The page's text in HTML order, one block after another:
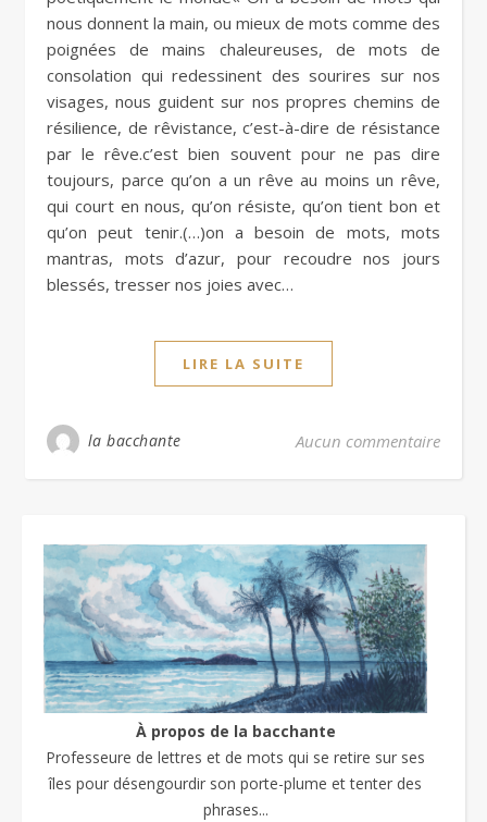
nous donnent la main, ou mieux de mots comme des
poignées de mains chaleureuses, de mots de
consolation qui redessinent des sourires sur nos
visages, nous guident sur nos propres chemins de
résilience, de rêvistance, c’est-à-dire de résistance
par le rêve.c’est bien souvent pour ne pas dire
toujours, parce qu’on a un rêve au moins un rêve,
qui court en nous, qu’on résiste, qu’on tient bon et
qu’on peut tenir.(…)on a besoin de mots, mots
mantras, mots d’azur, pour recoudre nos jours
blessés, tresser nos joies avec…
LIRE LA SUITE
la bacchante Aucun commentaire
À propos de la bacchante
Professeure de lettres et de mots qui se retire sur ses
îles pour désengourdir son porte-plume et tenter des
phrases...